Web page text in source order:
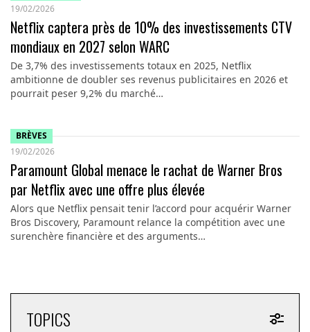
19/02/2026
Netflix captera près de 10% des investissements CTV
mondiaux en 2027 selon WARC
De 3,7% des investissements totaux en 2025, Netflix
ambitionne de doubler ses revenus publicitaires en 2026 et
pourrait peser 9,2% du marché…
BRÈVES
19/02/2026
Paramount Global menace le rachat de Warner Bros
par Netflix avec une offre plus élevée
Alors que Netflix pensait tenir l’accord pour acquérir Warner
Bros Discovery, Paramount relance la compétition avec une
surenchère financière et des arguments…
TOPICS